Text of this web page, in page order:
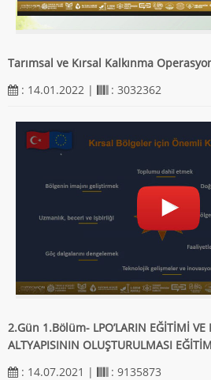
Tarımsal ve Kırsal Kalkınma
: 14.01.2022 |
: 3032362
2.Gün 1.Bölüm- LPO’LARIN EĞİTİMİ VE
ALTYAPISININ OLUŞTURULMASI
: 14.07.2021 |
: 9135873